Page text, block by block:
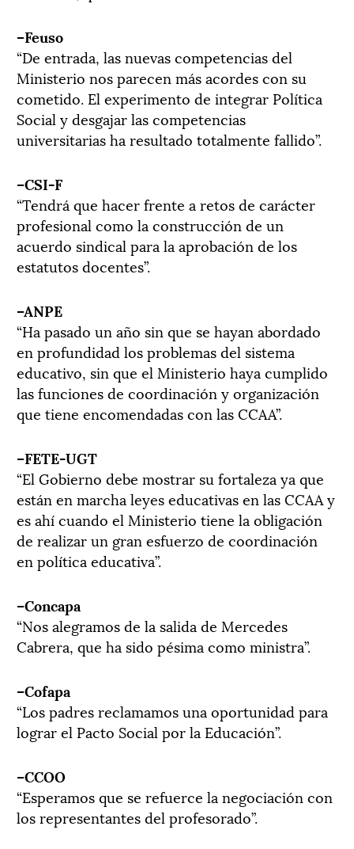
–Feuso
“De entrada, las nuevas competencias del
Ministerio nos parecen más acordes con su
cometido. El experimento de integrar Política
Social y desgajar las competencias
universitarias ha resultado totalmente fallido”.
–CSI-F
“Tendrá que hacer frente a retos de carácter
profesional como la construcción de un
acuerdo sindical para la aprobación de los
estatutos docentes”.
–ANPE
“Ha pasado un año sin que se hayan abordado
en profundidad los problemas del sistema
educativo, sin que el Ministerio haya cumplido
las funciones de coordinación y organización
que tiene encomendadas con las CCAA”.
–FETE-UGT
“El Gobierno debe mostrar su fortaleza ya que
están en marcha leyes educativas en las CCAA y
es ahí cuando el Ministerio tiene la obligación
de realizar un gran esfuerzo de coordinación
en política educativa”.
–Concapa
“Nos alegramos de la salida de Mercedes
Cabrera, que ha sido pésima como ministra”.
–Cofapa
“Los padres reclamamos una oportunidad para
lograr el Pacto Social por la Educación”.
–CCOO
“Esperamos que se refuerce la negociación con
los representantes del profesorado”.